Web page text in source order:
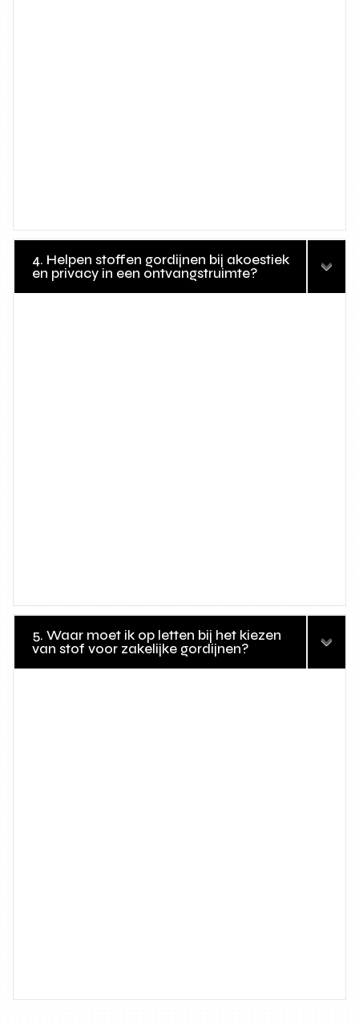
4. Helpen stoffen gordijnen bij akoestiek
en privacy in een ontvangstruimte?
5. Waar moet ik op letten bij het kiezen
van stof voor zakelijke gordijnen?